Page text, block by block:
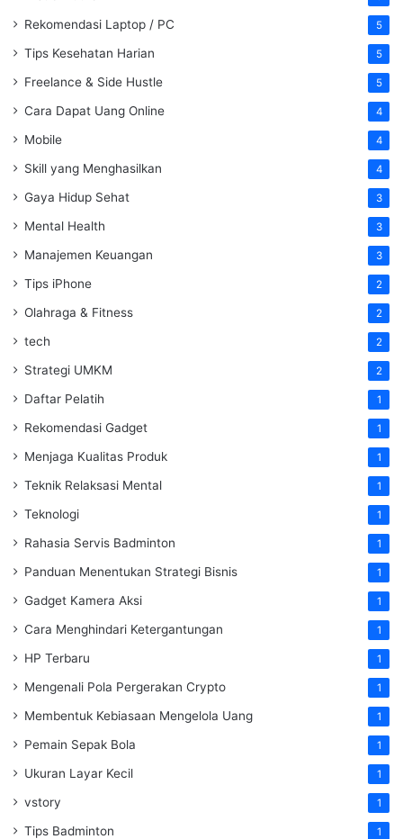
Rekomendasi Laptop / PC 5
Tips Kesehatan Harian 5
Freelance & Side Hustle 5
Cara Dapat Uang Online 4
Mobile 4
Skill yang Menghasilkan 4
Gaya Hidup Sehat 3
Mental Health 3
Manajemen Keuangan 3
Tips iPhone 2
Olahraga & Fitness 2
tech 2
Strategi UMKM 2
Daftar Pelatih 1
Rekomendasi Gadget 1
Menjaga Kualitas Produk 1
Teknik Relaksasi Mental 1
Teknologi 1
Rahasia Servis Badminton 1
Panduan Menentukan Strategi Bisnis 1
Gadget Kamera Aksi 1
Cara Menghindari Ketergantungan 1
HP Terbaru 1
Mengenali Pola Pergerakan Crypto 1
Membentuk Kebiasaan Mengelola Uang 1
Pemain Sepak Bola 1
Ukuran Layar Kecil 1
vstory 1
Tips Badminton 1